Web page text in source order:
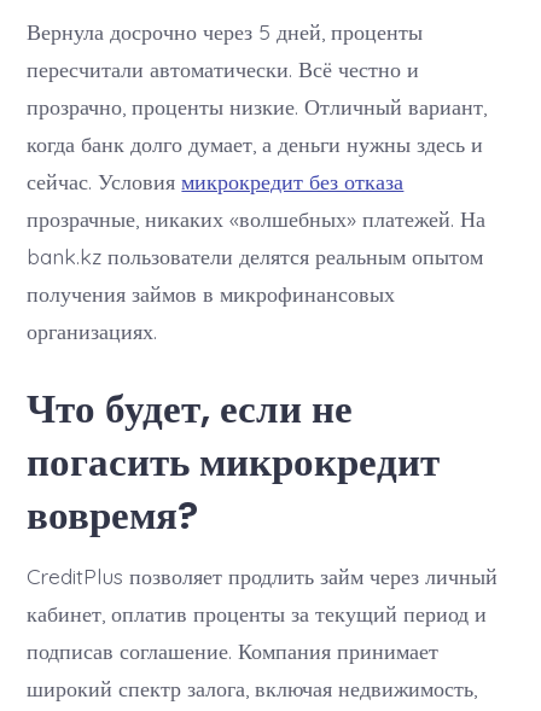
Вернула досрочно через 5 дней, проценты
пересчитали автоматически. Всё честно и
прозрачно, проценты низкие. Отличный вариант,
когда банк долго думает, а деньги нужны здесь и
сейчас. Условиямикрокредит без отказа
прозрачные, никаких «волшебных» платежей. На
bank.kz пользователи делятся реальным опытом
получения займов в микрофинансовых
организациях.
Что будет, если не
погасить микрокредит
вовремя?
CreditPlus позволяет продлить займ через личный
кабинет, оплатив проценты за текущий период и
подписав соглашение. Компания принимает
широкий спектр залога, включая недвижимость,